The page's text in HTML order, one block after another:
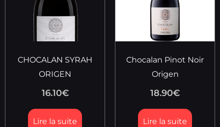
CHOCALAN SYRAH
ORIGEN
16.10€
Lire la suite
Chocalan Pinot Noir
Origen
18.90€
Lire la suite